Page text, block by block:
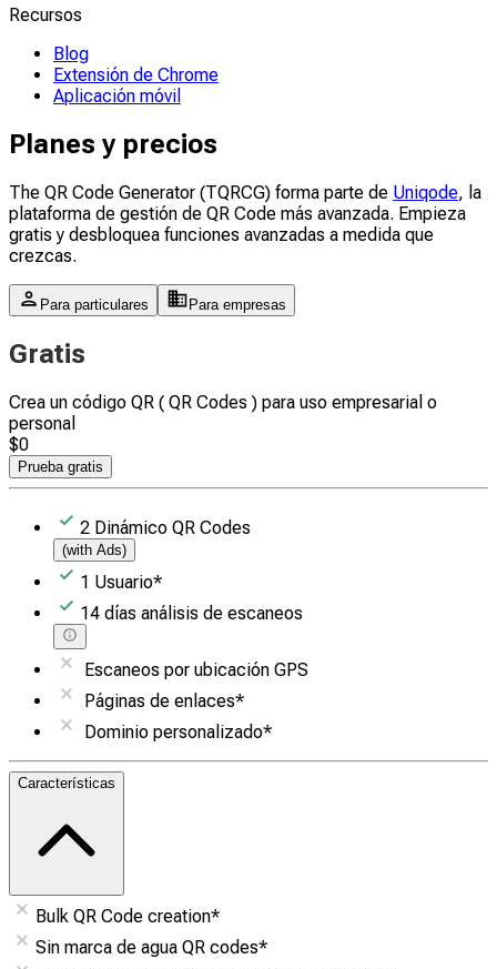
Recursos
Blog
Extensión de Chrome
Aplicación móvil
Planes y precios
The QR Code Generator (TQRCG) forma parte de Uniqode, la
plataforma de gestión de QR Code más avanzada. Empieza
gratis y desbloquea funciones avanzadas a medida que
crezcas.
Para particulares Para empresas
Gratis
Crea un código QR ( QR Codes ) para uso empresarial o
personal
$0
Prueba gratis
2 Dinámico QR Codes
(with Ads)
1 Usuario*
14 días análisis de escaneos
Escaneos por ubicación GPS
Páginas de enlaces*
Dominio personalizado*
Características
Bulk QR Code creation*
Sin marca de agua QR codes*